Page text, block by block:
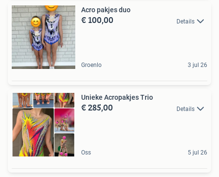
Acro pakjes duo
€ 100,00 Details
Groenlo 3 jul 26
Unieke Acropakjes Trio
€ 285,00 Details
Oss 5 jul 26